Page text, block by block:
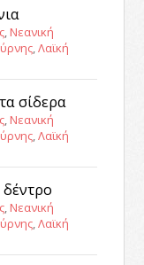
, Νεανική
,Λαϊκή
σίδερα
, Νεανική
,Λαϊκή
, Νεανική
,Λαϊκή